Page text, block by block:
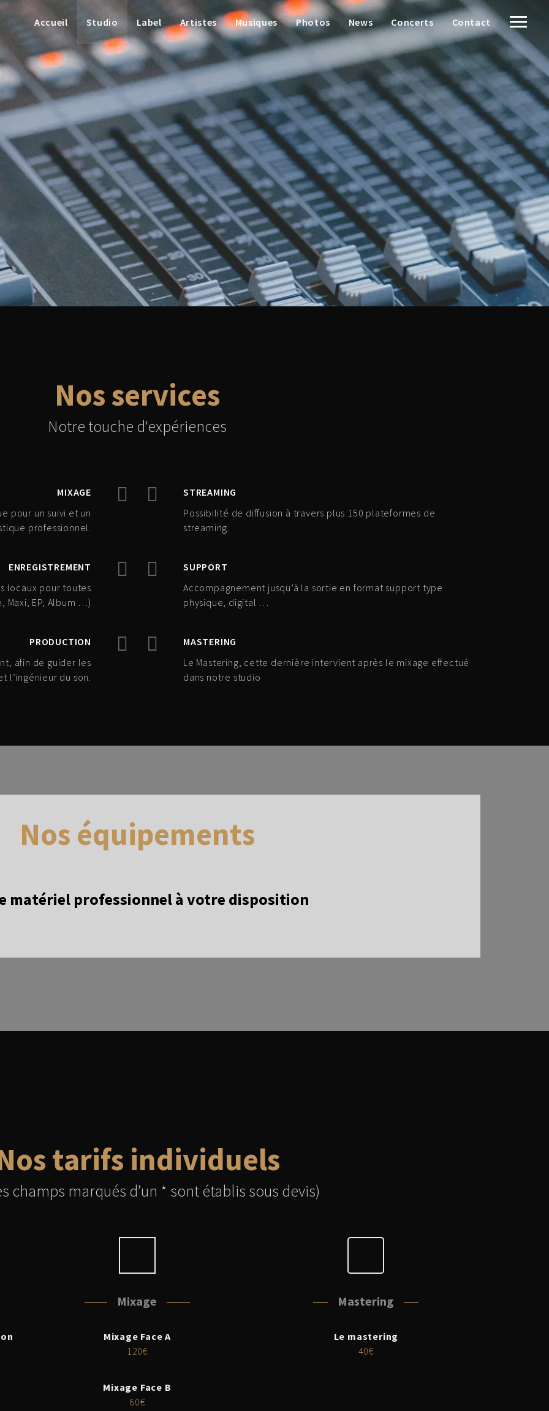
Accueil Studio Label Artistes Musiques Photos News Concerts Contact
abordables.
Nos services
Notre touche d'expériences
MIXAGE
pour un suivi et un
professionnel.
ENREGISTREMENT
locaux pour toutes
Maxi, EP, Album …)
PRODUCTION
afin de guider les
l’ingénieur du son.
STREAMING
Possibilité de diffusion à travers plus 150 plateformes de
streaming.
SUPPORT
Accompagnement jusqu’à la sortie en format support type
physique, digital …
MASTERING
Le Mastering, cette dernière intervient après le mixage effectué
dans notre studio
Nos équipements
matériel professionnel à votre disposition
tarifs individuels
champs marqués d’un * sont établis sous devis)
Mixage
Mixage Face A
120€
Mixage Face B
60€
Mastering
Le mastering
40€